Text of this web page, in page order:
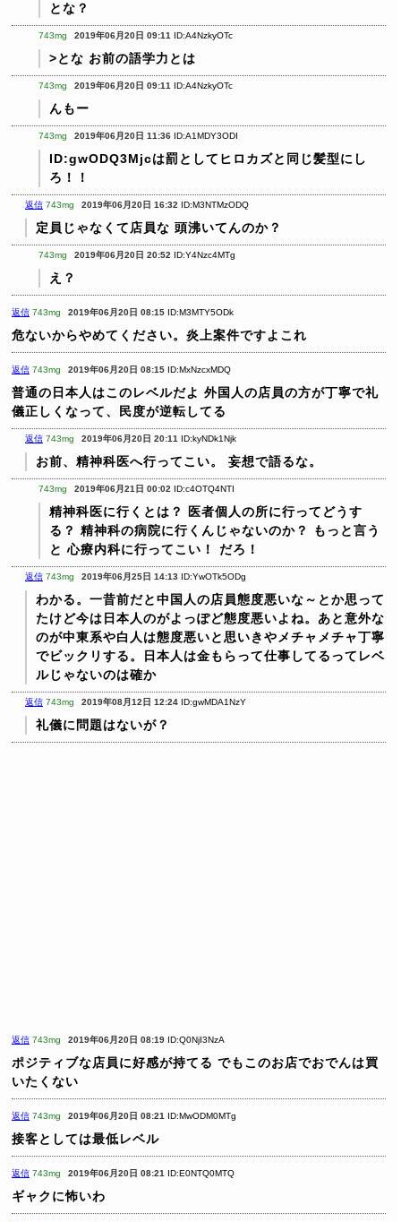
とな？
743mg 2019年06月20日 09:11 ID:A4NzkyOTc
>とな お前の語学力とは
743mg 2019年06月20日 09:11 ID:A4NzkyOTc
んもー
743mg 2019年06月20日 11:36 ID:A1MDY3ODI
ID:gwODQ3Mjcは罰としてヒロカズと同じ髪型にし
ろ！！
返信 743mg 2019年06月20日 16:32 ID:M3NTMzODQ
定員じゃなくて店員な 頭沸いてんのか？
743mg 2019年06月20日 20:52 ID:Y4Nzc4MTg
え？
返信 743mg 2019年06月20日 08:15 ID:M3MTY5ODk
危ないからやめてください。炎上案件ですよこれ
返信 743mg 2019年06月20日 08:15 ID:MxNzcxMDQ
普通の日本人はこのレベルだよ 外国人の店員の方が丁寧で礼
儀正しくなって、民度が逆転してる
返信 743mg 2019年06月20日 20:11 ID:kyNDk1Njk
お前、精神科医へ行ってこい。 妄想で語るな。
743mg 2019年06月21日 00:02 ID:c4OTQ4NTI
精神科医に行くとは？
医者個人の所に行ってどうす
る？ 精神科の病院に行くんじゃないのか？
もっと言う
と 心療内科に行ってこい！
だろ！
返信 743mg 2019年06月25日 14:13 ID:YwOTk5ODg
わかる。一昔前だと中国人の店員態度悪いな～とか思って
たけど今は日本人のがよっぽど態度悪いよね。あと意外な
のが中東系や白人は態度悪いと思いきやメチャメチャ丁寧
でビックリする。日本人は金もらって仕事してるってレベ
ルじゃないのは確か
返信 743mg 2019年08月12日 12:24 ID:gwMDA1NzY
礼儀に問題はないが？
返信 743mg 2019年06月20日 08:19 ID:Q0NjI3NzA
ポジティブな店員に好感が持てる でもこのお店でおでんは買
いたくない
返信 743mg 2019年06月20日 08:21 ID:MwODM0MTg
接客としては最低レベル
返信 743mg 2019年06月20日 08:21 ID:E0NTQ0MTQ
ギャクに怖いわ